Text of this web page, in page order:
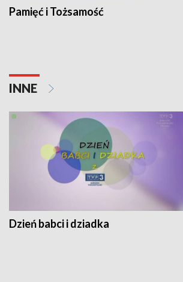
Pamięć i Tożsamość
INNE
Dzień babci i dziadka